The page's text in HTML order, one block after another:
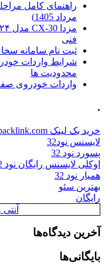
مرداد 1405)
فنی
ثبت نام سامانه
شرایط واردات
محدودیت ها
واردات خودروی
.
خرید بک لینک behtarinbacklink.com
لایسنس نود32
پسورد نود 32
اوکلی لایسنس رایگان نود 32
همیار نود 32
بهترین سئو
رایگان
آخرین دیدگاه‌ها
بایگانی‌ها